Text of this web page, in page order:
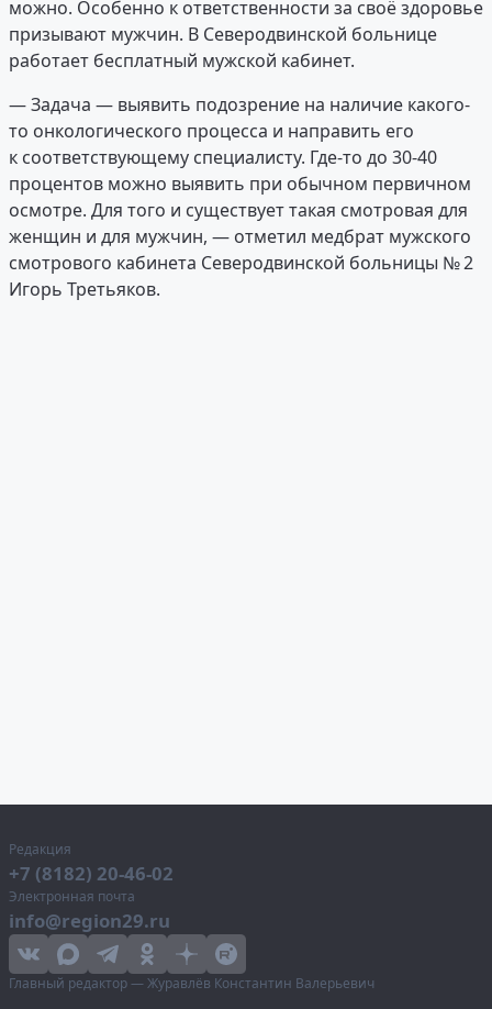
можно. Особенно к ответственности за своё здоровье
призывают мужчин. В Северодвинской больнице
работает бесплатный мужской кабинет.
— Задача — выявить подозрение на наличие какого-
то онкологического процесса и направить его
к соответствующему специалисту. Где-то до 30-40
процентов можно выявить при обычном первичном
осмотре. Для того и существует такая смотровая для
женщин и для мужчин, — отметил медбрат мужского
смотрового кабинета Северодвинской больницы № 2
Игорь Третьяков.
Редакция
+7 (8182) 20-46-02
Электронная почта
info@region29.ru
Главный редактор — Журавлёв Константин Валерьевич